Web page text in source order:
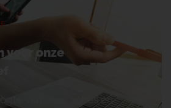
voor onze
van onze acties en